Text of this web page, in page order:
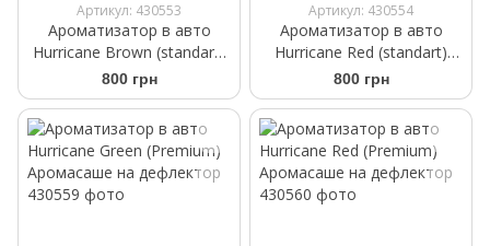
Артикул: 430553
Ароматизатор в авто
Hurricane Brown (standart)
Аромасаше на дефлектор
800 грн
Артикул: 430554
Ароматизатор в авто
Hurricane Red (standart)
Аромасаше на дефлектор
800 грн